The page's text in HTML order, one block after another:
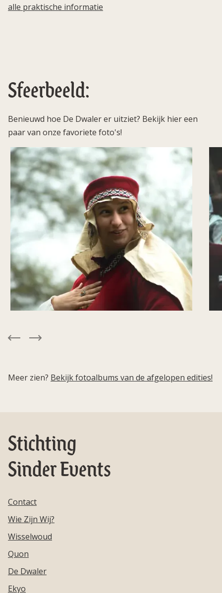
alle praktische informatie
Sfeerbeeld:
Benieuwd hoe De Dwaler er uitziet? Bekijk hier een
paar van onze favoriete foto's!
Meer zien? Bekijk fotoalbums van de afgelopen edities!
Stichting
Sinder Events
Contact
Wie Zijn Wij?
Wisselwoud
Quon
De Dwaler
Ekyo